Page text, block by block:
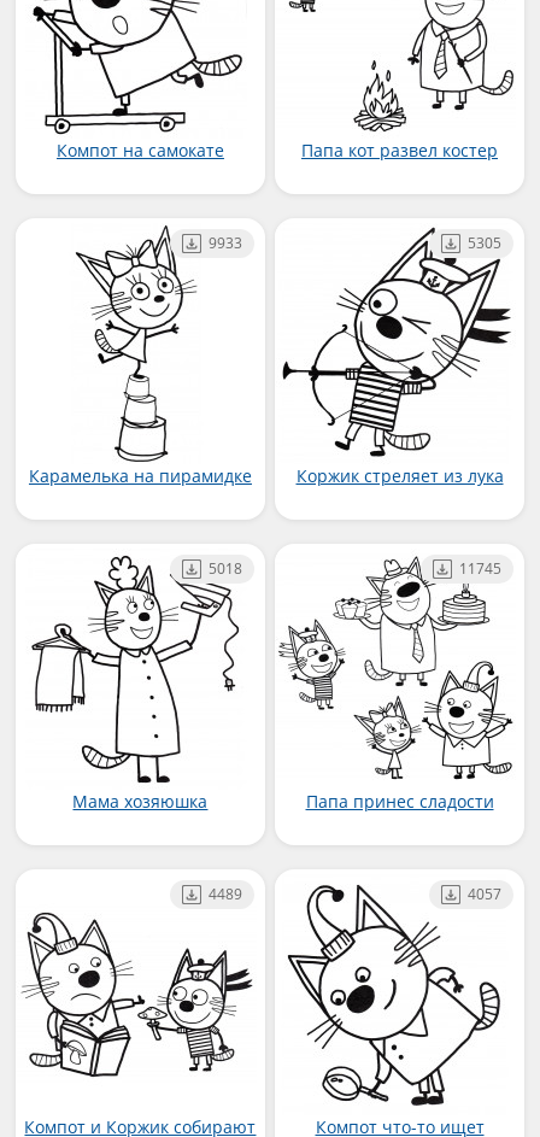
Компот на самокате Папа кот развел костер
Карамелька на пирамидке
9933
Коржик стреляет из лука
5305
Мама хозяюшка
5018
Папа принес сладости
11745
Компот и Коржик собирают
4489
Компот что-то ищет
4057